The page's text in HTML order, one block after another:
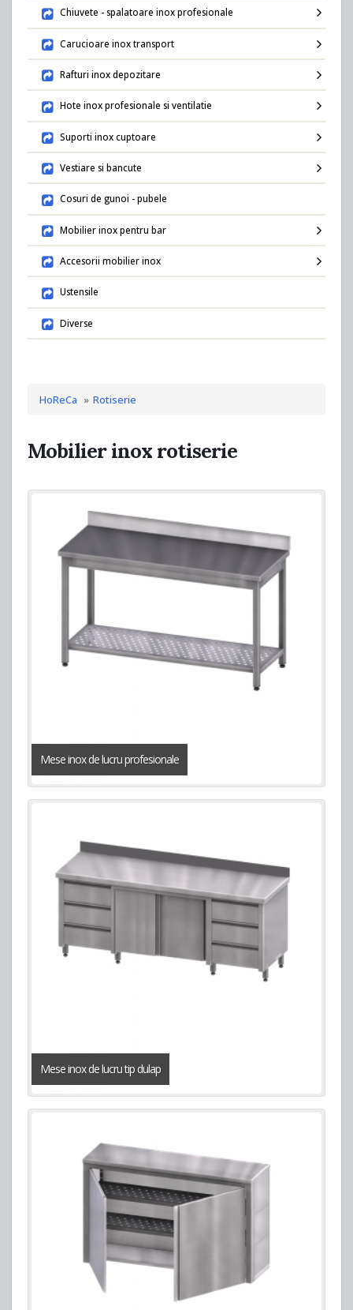
Chiuvete - spalatoare inox profesionale
Carucioare inox transport
Rafturi inox depozitare
Hote inox profesionale si ventilatie
Suporti inox cuptoare
Vestiare si bancute
Cosuri de gunoi - pubele
Mobilier inox pentru bar
Accesorii mobilier inox
Ustensile
Diverse
HoReCa Rotiserie
Mobilier inox rotiserie
Mese inox de lucru profesionale
Mese inox de lucru tip dulap